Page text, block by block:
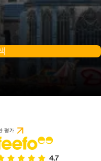
평가